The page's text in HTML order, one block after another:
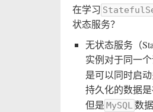
在学习
状态服务？
无状态服务（
实例对于同一
是可以同时启
持久化的数据
但是 MySQL数